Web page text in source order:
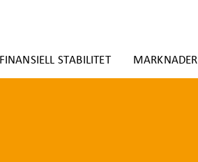
FINANSIELL STABILITET MARKNADER